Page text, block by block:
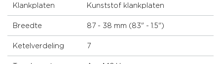
Klankplaten Kunststof klankplaten
Breedte 87 - 38 mm (83" - 1.5")
Ketelverdeling 7